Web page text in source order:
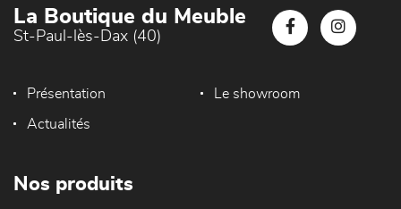
La Boutique du Meuble
St-Paul-lès-Dax (40)
Présentation Le showroom
Actualités
Nos produits